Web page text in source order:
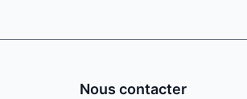
Nous contacter